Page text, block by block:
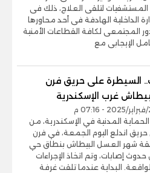
المستشفيات لتلقى العلاج، ذلك فى
الداخلية الهادفة فى أحد محاورها
المجتمعى لكافة القطاعات الأمنية
الإيجابى مع
السيطرة على حريق فرن
غرب الإسكندرية
المدنية في الإسكندرية، من
اندلع اليوم الجمعة، في فرن
شهر العسل البيطاش بنطاق حي
إصابات، وتم اتخاذ الإجراءات
البداية عندما تلقت غرفة